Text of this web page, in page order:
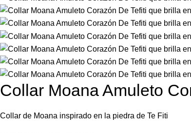
Collar Moana Amuleto
Collar de Moana inspirado en la piedra de Te Fiti